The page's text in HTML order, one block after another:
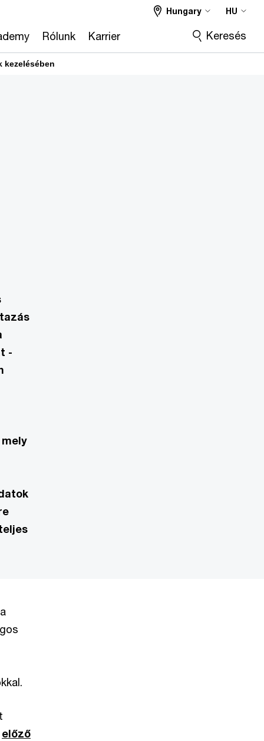
Rólunk Karrier
Hungary HU
Keresés
kezelésében
-
előző